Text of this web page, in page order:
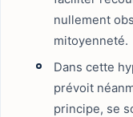
nullement
mitoyenneté.
Dans cette
prévoit
principe, se